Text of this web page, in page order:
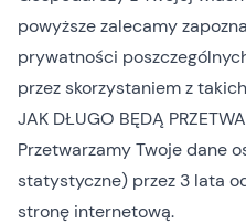
powyższe zalecamy
prywatności
przez skorzystaniem z
JAK DŁUGO BĘDĄ
Przetwarzamy Twoje dane
statystyczne) przez 3 lata
stronę internetową.